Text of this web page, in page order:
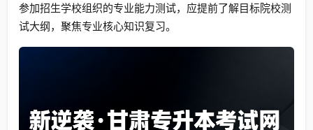
参加招生学校组织的专业能力测试，应提前了解目标院校测
试大纲，聚焦专业核心知识复习。